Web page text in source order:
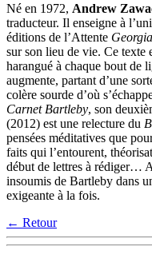
Né en 1972, Andrew
traducteur. Il enseigne à
éditions de l’Attente Georgia
sur son lieu de vie. Ce texte
harangué à chaque bout de
augmente, partant d’une
colère sourde d’où
Carnet Bartleby, son
(2012) est une relecture du
pensées méditatives que
faits qui l’entourent,
début de lettres à rédiger…
insoumis de Bartleby dans
exigeante à la fois.
← Retour